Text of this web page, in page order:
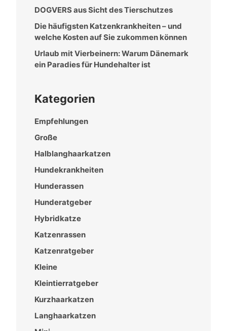
DOGVERS aus Sicht des Tierschutzes
Die häufigsten Katzenkrankheiten – und
welche Kosten auf Sie zukommen können
Urlaub mit Vierbeinern: Warum Dänemark
ein Paradies für Hundehalter ist
Kategorien
Empfehlungen
Große
Halblanghaarkatzen
Hundekrankheiten
Hunderassen
Hunderatgeber
Hybridkatze
Katzenrassen
Katzenratgeber
Kleine
Kleintierratgeber
Kurzhaarkatzen
Langhaarkatzen